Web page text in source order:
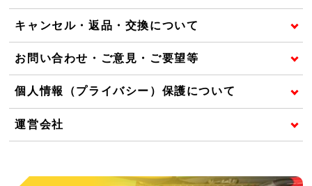
キャンセル・返品・交換について
お問い合わせ・ご意見・ご要望等
個人情報（プライバシー）保護について
運営会社